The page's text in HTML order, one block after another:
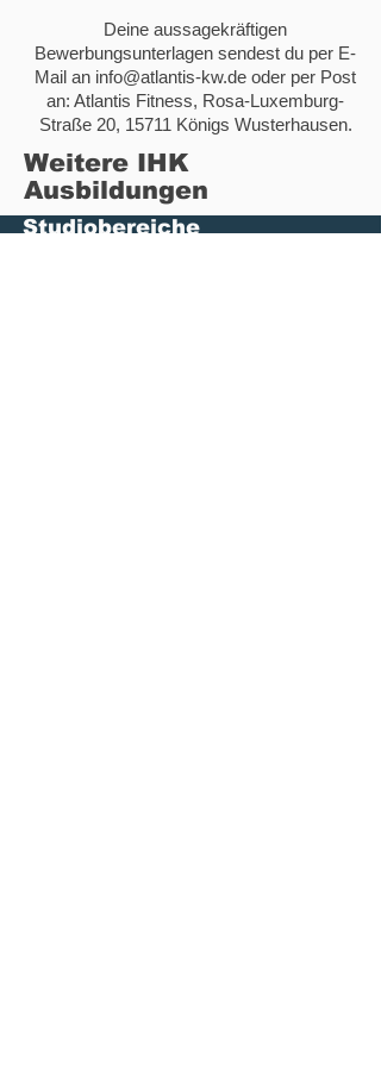
Deine aussagekräftigen
Bewerbungsunterlagen sendest du per E-
Mail an info@atlantis-kw.de oder per Post
an: Atlantis Fitness, Rosa-Luxemburg-
Straße 20, 15711 Königs Wusterhausen.
Weitere IHK
Ausbildungen
Studiobereiche